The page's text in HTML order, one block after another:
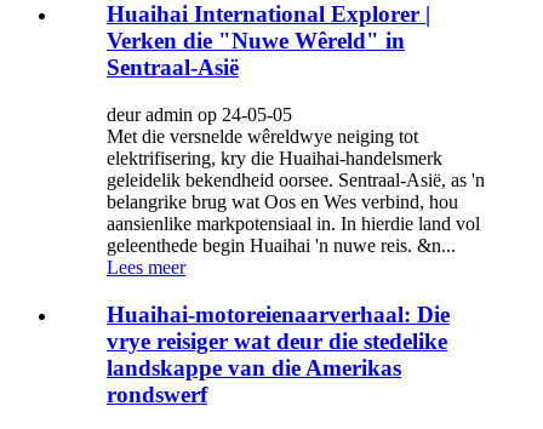
Huaihai International Explorer |
Verken die "Nuwe Wêreld" in
Sentraal-Asië
deur admin op 24-05-05
Met die versnelde wêreldwye neiging tot
elektrifisering, kry die Huaihai-handelsmerk
geleidelik bekendheid oorsee. Sentraal-Asië, as 'n
belangrike brug wat Oos en Wes verbind, hou
aansienlike markpotensiaal in. In hierdie land vol
geleenthede begin Huaihai 'n nuwe reis. &n...
Lees meer
Huaihai-motoreienaarverhaal: Die
vrye reisiger wat deur die stedelike
landskappe van die Amerikas
rondswerf